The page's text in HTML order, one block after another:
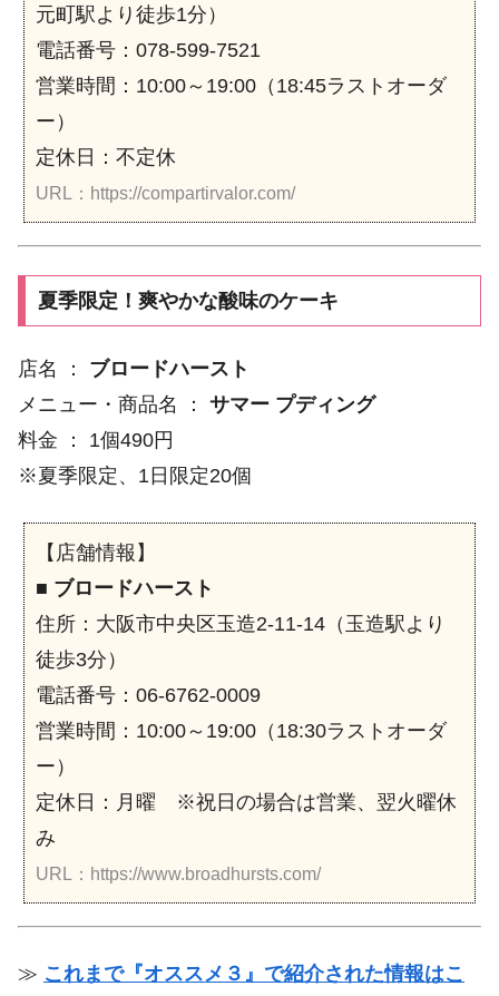
元町駅より徒歩1分）
電話番号：078-599-7521
営業時間：10:00～19:00（18:45ラストオーダ
ー）
定休日：不定休
URL：https://compartirvalor.com/
夏季限定！爽やかな酸味のケーキ
店名 ： ブロードハースト
メニュー・商品名 ： サマー プディング
料金 ： 1個490円
※夏季限定、1日限定20個
【店舗情報】
■ ブロードハースト
住所：大阪市中央区玉造2-11-14（玉造駅より
徒歩3分）
電話番号：06-6762-0009
営業時間：10:00～19:00（18:30ラストオーダ
ー）
定休日：月曜 ※祝日の場合は営業、翌火曜休
み
URL：https://www.broadhursts.com/
≫ これまで『オススメ３』で紹介された情報はこ